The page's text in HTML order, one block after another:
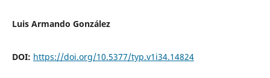
Luis Armando González
DOI: https://doi.org/10.5377/typ.v1i34.14824